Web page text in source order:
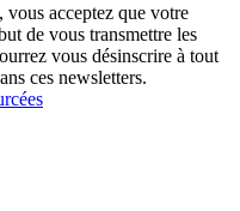
vous acceptez que votre
de vous transmettre les
vous désinscrire à tout
ces newsletters.